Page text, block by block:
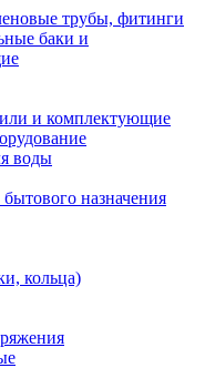
трубы, фитинги
баки и
и комплектующие
воды
назначения
кольца)